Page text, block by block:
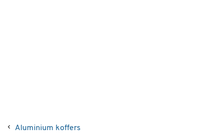
Aluminium koffers